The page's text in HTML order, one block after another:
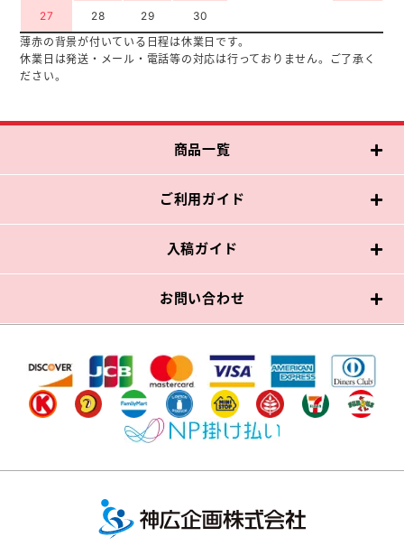
27 28 29
30
薄赤の背景が付いている日程は休業日です。
休業日は発送・メール・電話等の対応は行っておりません。ご了承く
ださい。
商品一覧
ご利用ガイド
入稿ガイド
お問い合わせ